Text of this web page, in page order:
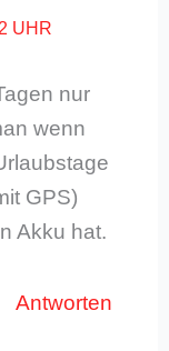
UHR
nur
wenn
GPS)
Akku hat.
Antworten